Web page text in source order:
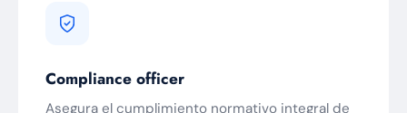
Compliance officer
Asegura el cumplimiento normativo integral de